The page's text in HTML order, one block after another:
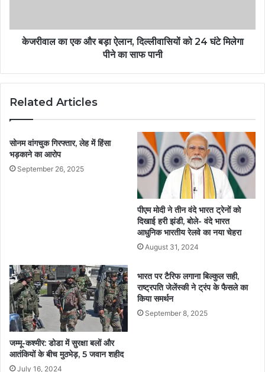
केजरीवाल का एक और बड़ा ऐलान, दिल्लीवासियों को 24 घंटे मिलेगा
पीने का साफ पानी
Related Articles
सोनम वांगचुक गिरफ्तार, लेह में हिंसा
भड़काने का आरोप
September 26, 2025
पीएम मोदी ने तीन वंदे भारत ट्रेनों को
दिखाई हरी झंडी, बोले- वंदे भारत
आधुनिक भारतीय रेलवे का नया चेहरा
August 31, 2024
जम्मू-कश्मीर: डोडा में सुरक्षा बलों और
आतंकियों के बीच मुठभेड़, 5 जवान शहीद
July 16, 2024
भारत पर टैरिफ लगाना बिल्कुल सही,
राष्ट्रपति जेलेंस्की ने ट्रंप के फैसले का
किया समर्थन
September 8, 2025